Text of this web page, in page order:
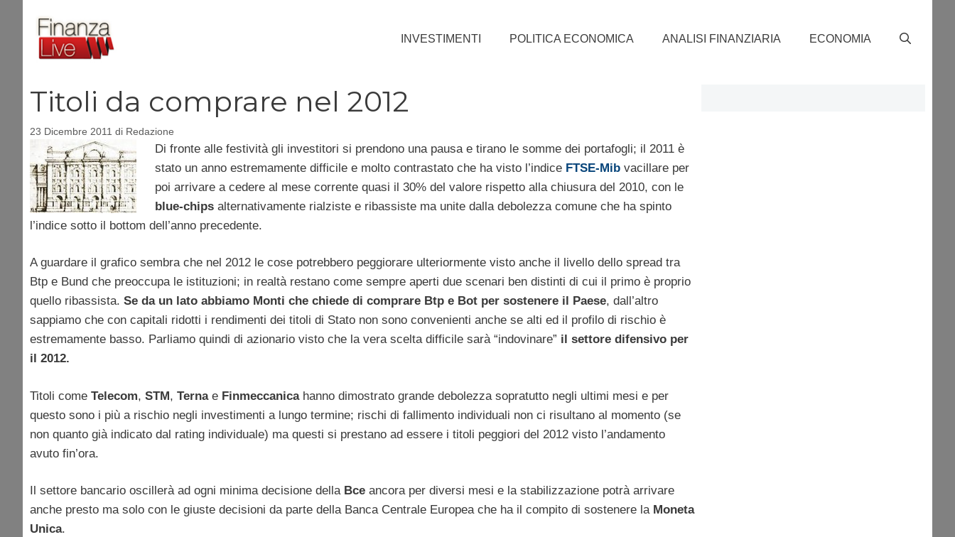
contenuto
INVESTIMENTI POLITICA ECONOMICA ANALISI FINANZIARIA ECONOMIA
Titoli da comprare nel 2012
23 Dicembre 2011 di Redazione
Di fronte alle festività gli investitori si prendono una pausa e tirano le somme dei portafogli; il 2011 è
stato un anno estremamente difficile e molto contrastato che ha visto l’indice FTSE-Mibvacillare per
poi arrivare a cedere al mese corrente quasi il 30% del valore rispetto alla chiusura del 2010, con le
blue-chipsalternativamente rialziste e ribassiste ma unite dalla debolezza comune che ha spinto
l’indice sotto il bottom dell’anno precedente.
A guardare il grafico sembra che nel 2012 le cose potrebbero peggiorare ulteriormente visto anche il livello dello spread tra
Btp e Bund che preoccupa le istituzioni; in realtà restano come sempre aperti due scenari ben distinti di cui il primo è proprio
quello ribassista. Se da un lato abbiamo Monti che chiede di comprare Btp e Bot per sostenere il Paese, dall’altro
sappiamo che con capitali ridotti i rendimenti dei titoli di Stato non sono convenienti anche se alti ed il profilo di rischio è
estremamente basso. Parliamo quindi di azionario visto che la vera scelta difficile sarà “indovinare” il settore difensivo per
il 2012.
Titoli come Telecom, STM, Ternae Finmeccanicahanno dimostrato grande debolezza sopratutto negli ultimi mesi e per
questo sono i più a rischio negli investimenti a lungo termine; rischi di fallimento individuali non ci risultano al momento (se
non quanto già indicato dal rating individuale) ma questi si prestano ad essere i titoli peggiori del 2012 visto l’andamento
avuto fin’ora.
Il settore bancario oscillerà ad ogni minima decisione della Bce ancora per diversi mesi e la stabilizzazione potrà arrivare
anche presto ma solo con le giuste decisioni da parte della Banca Centrale Europea che ha il compito di sostenere la Moneta
Unica.